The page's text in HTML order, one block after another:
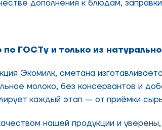
дополнения к блюдам,
по ГОСТу и только из
Экомилк, сметана
молоко, без консервантов и
каждый этап — от приёмки
нашей продукции и